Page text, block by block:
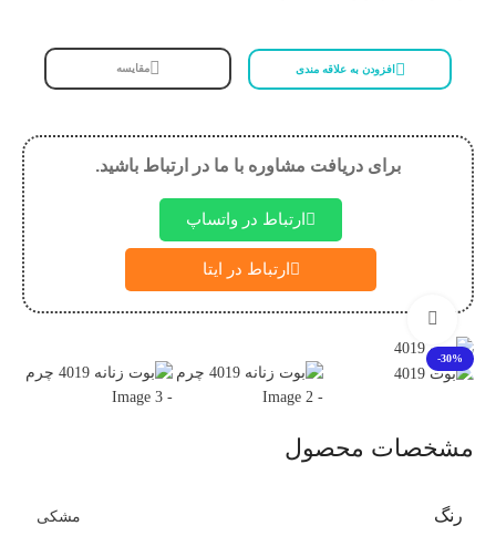
افزودن به علاقه مندی مقایسه
برای دریافت مشاوره با ما در ارتباط باشید.
ارتباط در واتساپ
ارتباط در ایتا
-30%
مشخصات محصول
رنگ مشکی